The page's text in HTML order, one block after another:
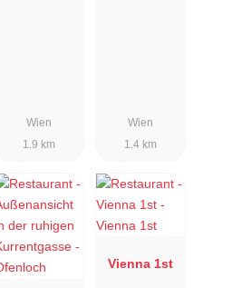
Wien
1.9 km
Wien
1.4 km
Vienna 1st